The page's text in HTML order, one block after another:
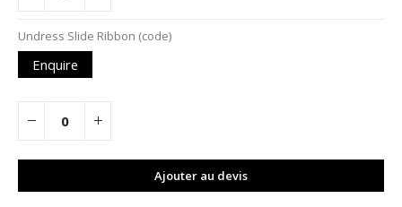
Undress Slide Ribbon (code)
Enquire
Ajouter au devis